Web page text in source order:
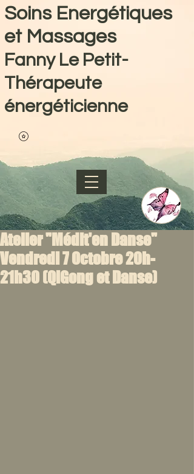
Soins Energétiques
et Massages
Fanny Le Petit-
Thérapeute
énergéticienne
Atelier "Médit'en Danse"
Vendredi 7 Octobre 20h-
21h30 (QiGong et Danse)